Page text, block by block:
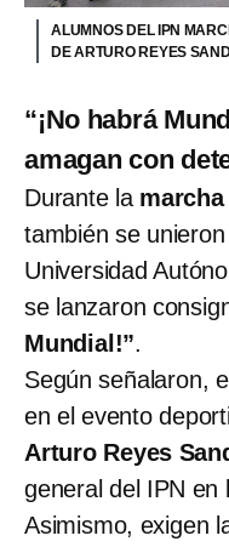
ALUMNOS DEL IPN
DE ARTURO REYES
“¡No habrá
amagan con
Durante la marcha
también se
Universidad
se lanzaron
Mundial!”.
Según señalaron,
en el evento
Arturo Reyes
general del IPN en
Asimismo, exigen